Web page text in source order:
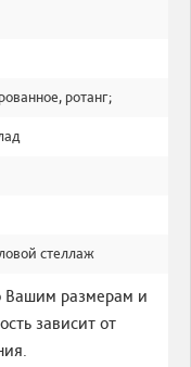
, ротанг;
стеллаж
Вашим размерам и
зависит от